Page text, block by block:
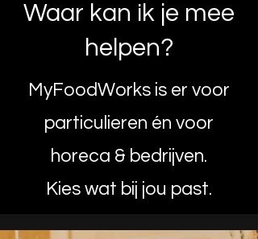
Waar kan ik je mee
helpen?
MyFoodWorks is er voor
particulieren én voor
horeca & bedrijven.
Kies wat bij jou past.